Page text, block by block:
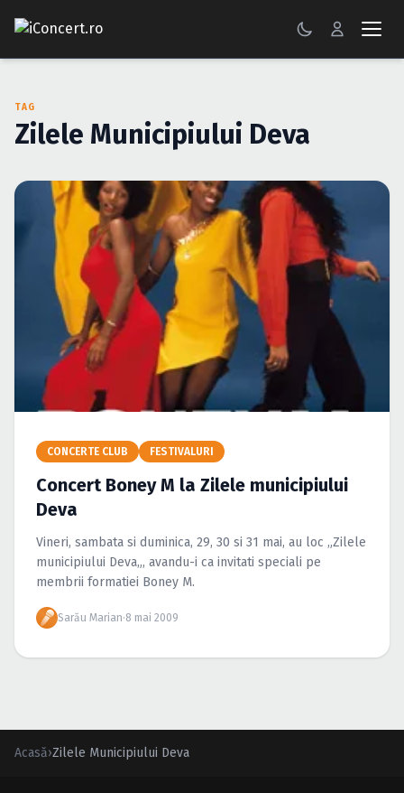
FESTIVALURI
RECENZII
GALERII FOTO
Autentificare
Caută în site...
TAG
Zilele Municipiului Deva
CONCERTE CLUB FESTIVALURI
Concert Boney M la Zilele municipiului
Deva
Vineri, sambata si duminica, 29, 30 si 31 mai, au loc „Zilele
municipiului Deva„, avandu-i ca invitati speciali pe
membrii formatiei Boney M.
Sarău Marian·8 mai 2009
Acasă›Zilele Municipiului Deva